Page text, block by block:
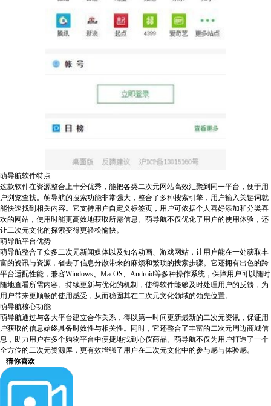
萌导航软件特点
这款软件在资源整合上十分优秀，能把各类二次元网站高效汇聚到同一平台，便于用
户浏览查找。萌导航的搜索功能非常强大，整合了多种搜索引擎，用户输入关键词就
能快速找到相关内容。它支持用户自定义标签页，用户可依据个人喜好添加和分类喜
欢的网站，使用时能更高效地获取所需信息。萌导航不仅优化了用户的使用体验，还
让二次元文化的探索变得更轻松愉快。
萌导航平台优势
萌导航整合了众多二次元新闻媒体以及知名动画、游戏网站，让用户能在一处获取丰
富的资讯与资源，省去了信息分散带来的麻烦和繁琐的搜索步骤。它还拥有出色的跨
平台适配性能，兼容Windows、MacOS、Android等多种操作系统，保障用户可以随时
随地查看所需内容。持续更新与优化的机制，使得软件能够及时处理用户的反馈，为
用户带来更顺畅的使用感受，从而稳固其在二次元文化领域的领先位置。
萌导航核心功能
萌导航通过与各大平台建立合作关系，得以第一时间更新最新的二次元资讯，保证用
户获取的信息始终具备时效性与相关性。同时，它还整合了丰富的二次元周边商城信
息，助力用户在多个购物平台中便捷地找到心仪商品。萌导航不仅为用户打造了一个
全方位的二次元资源库，更有效增强了用户在二次元文化中的参与感与体验感。
猜你喜欢